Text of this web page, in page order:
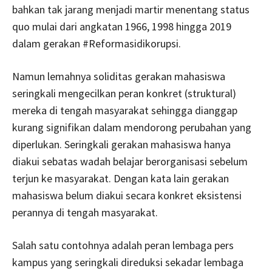
bahkan tak jarang menjadi martir menentang status
quo mulai dari angkatan 1966, 1998 hingga 2019
dalam gerakan #Reformasidikorupsi.
Namun lemahnya soliditas gerakan mahasiswa
seringkali mengecilkan peran konkret (struktural)
mereka di tengah masyarakat sehingga dianggap
kurang signifikan dalam mendorong perubahan yang
diperlukan. Seringkali gerakan mahasiswa hanya
diakui sebatas wadah belajar berorganisasi sebelum
terjun ke masyarakat. Dengan kata lain gerakan
mahasiswa belum diakui secara konkret eksistensi
perannya di tengah masyarakat.
Salah satu contohnya adalah peran lembaga pers
kampus yang seringkali direduksi sekadar lembaga